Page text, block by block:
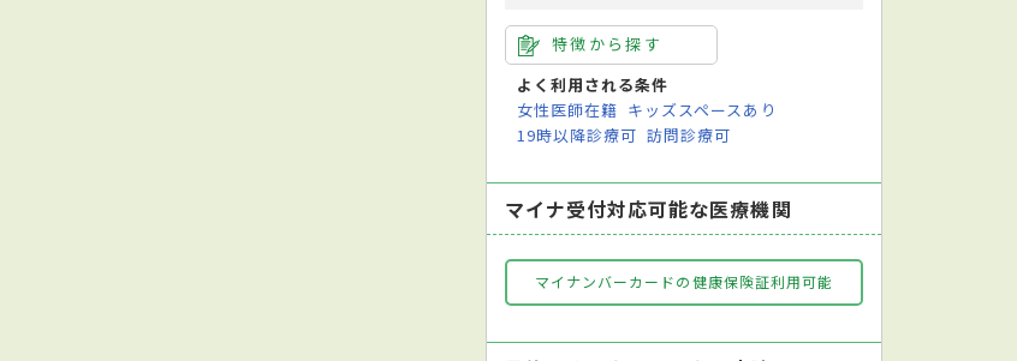
特徴から探す
よく利用される条件
女性医師在籍 キッズスペースあり
19時以降診療可 訪問診療可
マイナ受付対応可能な医療機関
マイナンバーカードの健康保険証利用可能